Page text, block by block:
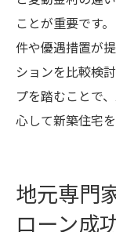
ことが重要です
件や優遇措置が
ションを比較検
プを踏むことで
心して新築住宅
地元専門